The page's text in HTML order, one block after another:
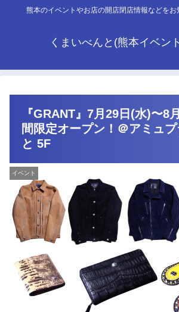
熊本のイベントやお店の開店閉店情報などを
くまいべんと(熊本イベン
『GRANT』7月29日(水)〜8
間限定オープン！＠アミュ
と 5F
イベント